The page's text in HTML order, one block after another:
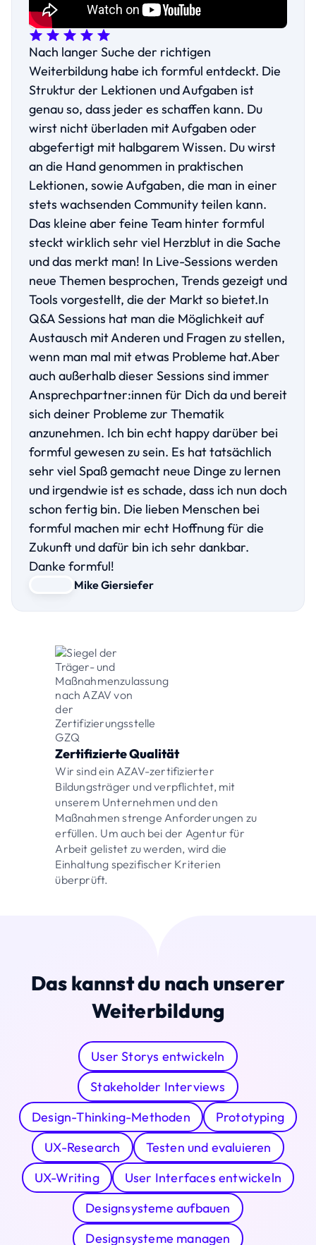
Nach langer Suche der richtigen
Weiterbildung habe ich formful entdeckt. Die
Struktur der Lektionen und Aufgaben ist
genau so, dass jeder es schaffen kann. Du
wirst nicht überladen mit Aufgaben oder
abgefertigt mit halbgarem Wissen. Du wirst
an die Hand genommen in praktischen
Lektionen, sowie Aufgaben, die man in einer
stets wachsenden Community teilen kann.
Das kleine aber feine Team hinter formful
steckt wirklich sehr viel Herzblut in die Sache
und das merkt man! In Live-Sessions werden
neue Themen besprochen, Trends gezeigt und
Tools vorgestellt, die der Markt so bietet.In
Q&A Sessions hat man die Möglichkeit auf
Austausch mit Anderen und Fragen zu stellen,
wenn man mal mit etwas Probleme hat.Aber
auch außerhalb dieser Sessions sind immer
Ansprechpartner:innen für Dich da und bereit
sich deiner Probleme zur Thematik
anzunehmen. Ich bin echt happy darüber bei
formful gewesen zu sein. Es hat tatsächlich
sehr viel Spaß gemacht neue Dinge zu lernen
und irgendwie ist es schade, dass ich nun doch
schon fertig bin. Die lieben Menschen bei
formful machen mir echt Hoffnung für die
Zukunft und dafür bin ich sehr dankbar.
Danke formful!
Mike Giersiefer
Zertifizierte Qualität
Wir sind ein AZAV-zertifizierter
Bildungsträger und verpflichtet, mit
unserem Unternehmen und den
Maßnahmen strenge Anforderungen zu
erfüllen. Um auch bei der Agentur für
Arbeit gelistet zu werden, wird die
Einhaltung spezifischer Kriterien
überprüft.
Das kannst du nach unserer
Weiterbildung
User Storys entwickeln
‍Stakeholder Interviews
Design-Thinking-Methoden
Prototyping
UX-Research
Testen und evaluieren
UX-Writing
User Interfaces entwickeln
Designsysteme aufbauen
Designsysteme managen